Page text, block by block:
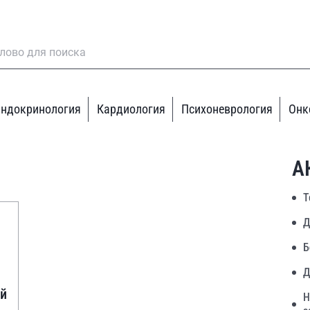
Кардиология Психоневрология